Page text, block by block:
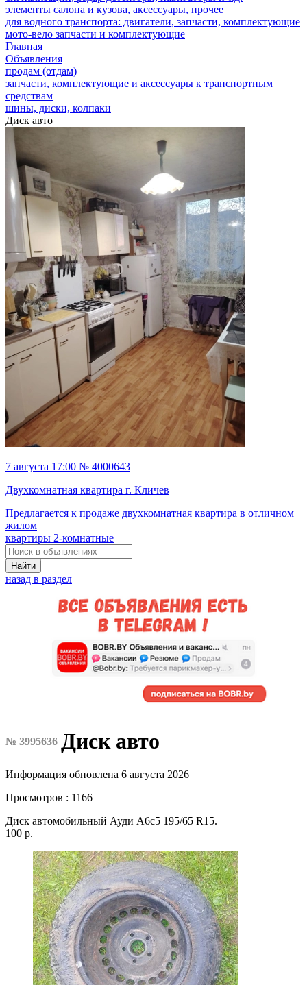
элементы салона и кузова, аксессуары, прочее
для водного транспорта: двигатели, запчасти, комплектующие
мото-вело запчасти и комплектующие
Главная
Объявления
продам (отдам)
запчасти, комплектующие и аксессуары к транспортным
средствам
шины, диски, колпаки
Диск авто
7 августа 17:00 № 4000643
Двухкомнатная квартира г. Кличев
Предлагается к продаже двухкомнатная квартира в отличном
жилом
квартиры 2-комнатные
Найти
назад в раздел
№ 3995636 Диск авто
Информация обновлена 6 августа 2026
Просмотров : 1166
Диск автомобильный Ауди А6с5 195/65 R15.
100 р.